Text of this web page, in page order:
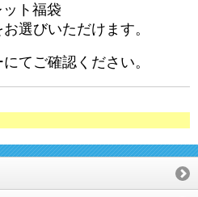
ト福袋
選びいただけます。
てご確認ください。